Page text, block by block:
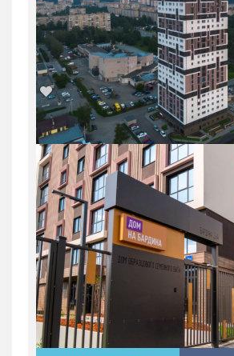
2-комн. квартира в Юго-
в ЖК...
Россия, Свердловская
Екатеринбург
9 648 900 руб.
2 59.1 м